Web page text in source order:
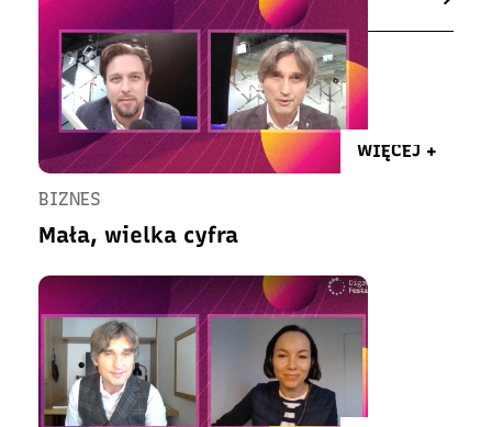
WIĘCEJ +
BIZNES
Mała, wielka cyfra